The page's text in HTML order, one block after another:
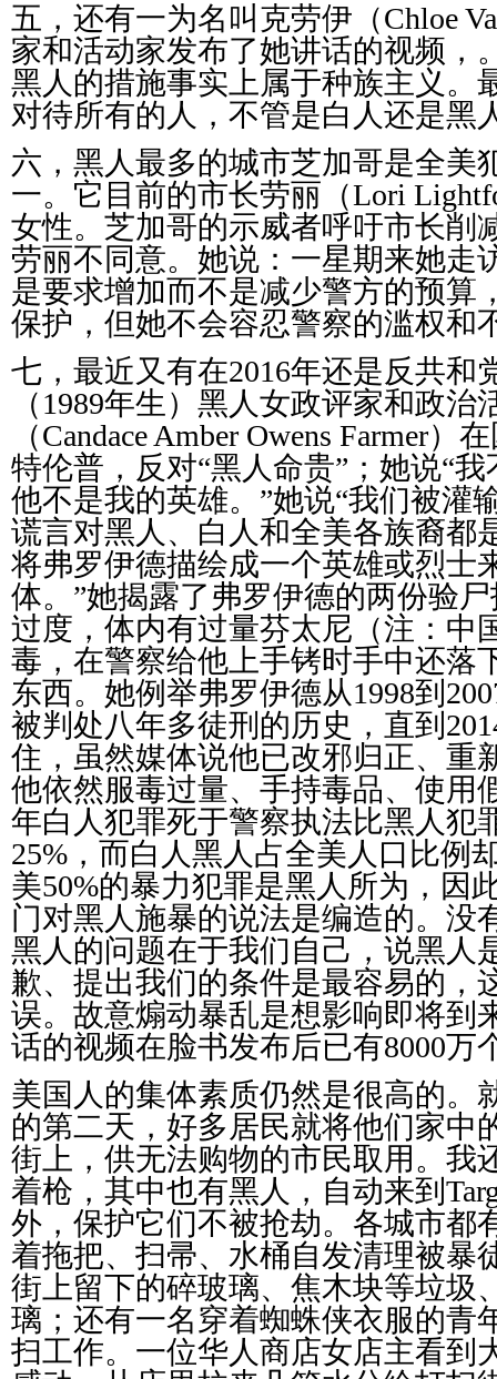
五，还有一为名叫克劳伊（Chloe
家和活动家发布了她讲话的视频，
黑人的措施事实上属于种族主义。
对待所有的人，不管是白人还是黑
六，黑人最多的城市芝加哥是全美
一。它目前的市长劳丽（Lori
女性。芝加哥的示威者呼吁市长削
劳丽不同意。她说：一星期来她走
是要求增加而不是减少警方的预算
保护，但她不会容忍警察的滥权和
七，最近又有在2016年还是反共和
（1989年生）黑人女政评家和政治
（Candace Amber Owens Farmer）
特伦普，反对“黑人命贵”；她说“
他不是我的英雄。”她说“我们被灌
谎言对黑人、白人和全美各族裔都
将弗罗伊德描绘成一个英雄或烈士
体。”她揭露了弗罗伊德的两份验
过度，体内有过量芬太尼（注：中
毒，在警察给他上手铐时手中还落
东西。她例举弗罗伊德从1998到
被判处八年多徒刑的历史，直到
住，虽然媒体说他已改邪归正、重
他依然服毒过量、手持毒品、使用
年白人犯罪死于警察执法比黑人犯
25% ，而白人黑人占全美人口比例
美50%的暴力犯罪是黑人所为，因
门对黑人施暴的说法是编造的。没
黑人的问题在于我们自己，说黑人
歉、提出我们的条件是最容易的，
误。故意煽动暴乱是想影响即将到
话的视频在脸书发布后已有8000万
美国人的集体素质仍然是很高的。
的第二天，好多居民就将他们家中
街上，供无法购物的市民取用。我
着枪，其中也有黑人，自动来到
外，保护它们不被抢劫。各城市都
着拖把、扫帚、水桶自发清理被暴
街上留下的碎玻璃、焦木块等垃圾
璃；还有一名穿着蜘蛛侠衣服的青
扫工作。一位华人商店女店主看到